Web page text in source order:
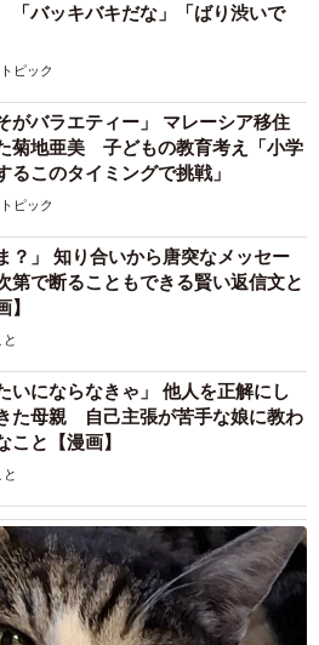
バッキバキだな」「ばり渋いで
ピック
がバラエティー」 マレーシア移住
菊地亜美 子どもの教育考え「小学
るこのタイミングで挑戦」
ピック
？」 知り合いから唐突なメッセー
で断ることもできる賢い返信文と
】
いにならなきゃ」 他人を正解にし
た母親 自己主張が苦手な娘に教わ
こと【漫画】